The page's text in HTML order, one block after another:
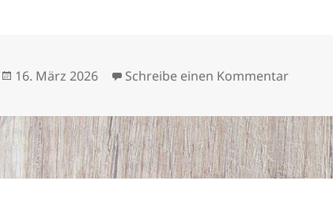
Veröffentlicht
16. März 2026 Schreibe einen Kommentarzu